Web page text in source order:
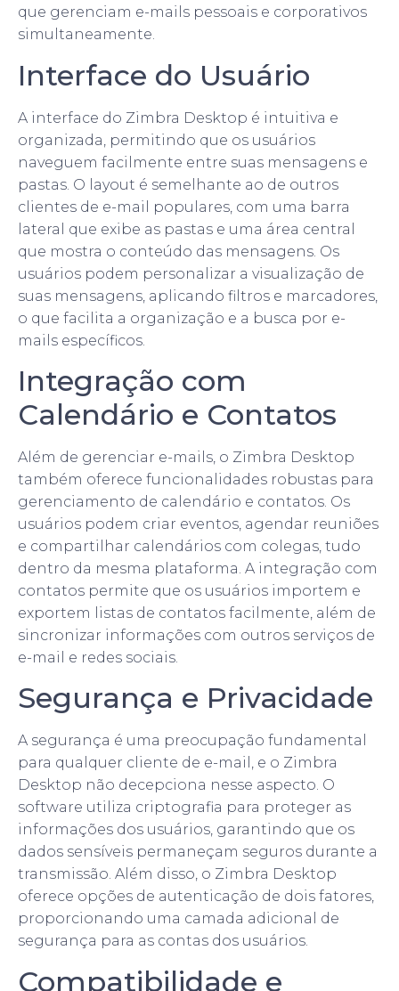
que gerenciam e-mails pessoais e corporativos
simultaneamente.
Interface do Usuário
A interface do Zimbra Desktop é intuitiva e
organizada, permitindo que os usuários
naveguem facilmente entre suas mensagens e
pastas. O layout é semelhante ao de outros
clientes de e-mail populares, com uma barra
lateral que exibe as pastas e uma área central
que mostra o conteúdo das mensagens. Os
usuários podem personalizar a visualização de
suas mensagens, aplicando filtros e marcadores,
o que facilita a organização e a busca por e-
mails específicos.
Integração com
Calendário e Contatos
Além de gerenciar e-mails, o Zimbra Desktop
também oferece funcionalidades robustas para
gerenciamento de calendário e contatos. Os
usuários podem criar eventos, agendar reuniões
e compartilhar calendários com colegas, tudo
dentro da mesma plataforma. A integração com
contatos permite que os usuários importem e
exportem listas de contatos facilmente, além de
sincronizar informações com outros serviços de
e-mail e redes sociais.
Segurança e Privacidade
A segurança é uma preocupação fundamental
para qualquer cliente de e-mail, e o Zimbra
Desktop não decepciona nesse aspecto. O
software utiliza criptografia para proteger as
informações dos usuários, garantindo que os
dados sensíveis permaneçam seguros durante a
transmissão. Além disso, o Zimbra Desktop
oferece opções de autenticação de dois fatores,
proporcionando uma camada adicional de
segurança para as contas dos usuários.
Compatibilidade e